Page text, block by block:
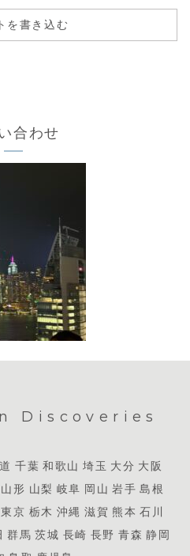
を書き込む
合わせ
Discoveries
千葉 和歌山 埼玉 大分 大阪
山形 山梨 岐阜 岡山 岩手 島根
東京 栃木 沖縄 滋賀 熊本 石川
群馬 茨城 長崎 長野 青森 静岡